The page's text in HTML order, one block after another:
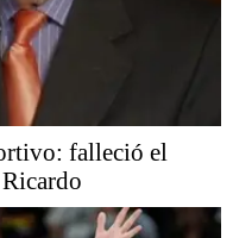
falleció el